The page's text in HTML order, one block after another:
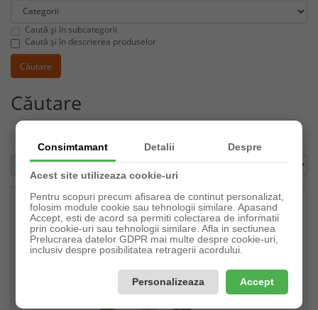
Caută și în subcategorii
Caută și în descrierea produselor
Căutare
Sortare
Consimtamant Detalii Despre
Acest site utilizeaza cookie-uri
Pentru scopuri precum afisarea de continut personalizat,
folosim module cookie sau tehnologii similare. Apasand
Accept, esti de acord sa permiti colectarea de informatii
prin cookie-uri sau tehnologii similare. Afla in sectiunea
Prelucrarea datelor GDPR mai multe despre cookie-uri,
inclusiv despre posibilitatea retragerii acordului.
Personalizeaza Accept